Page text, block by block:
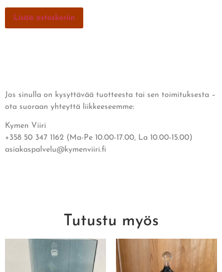
Lisää ostoskoriin
Jos sinulla on kysyttävää tuotteesta tai sen toimituksesta –
ota suoraan yhteyttä liikkeeseemme:
Kymen Viiri
+358 50 347 1162 (Ma-Pe 10.00-17.00, La 10.00-15.00)
asiakaspalvelu@kymenviiri.fi
Tutustu myös